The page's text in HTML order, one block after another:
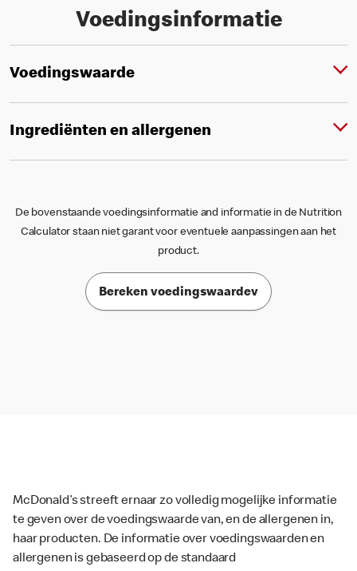
Voedingsinformatie
Voedingswaarde
Ingrediënten en allergenen
De bovenstaande voedingsinformatie and informatie in de Nutrition
Calculator staan niet garant voor eventuele aanpassingen aan het
product.
Bereken voedingswaardev
McDonald’s streeft ernaar zo volledig mogelijke informatie
te geven over de voedingswaarde van, en de allergenen in,
haar producten. De informatie over voedingswaarden en
allergenen is gebaseerd op de standaard